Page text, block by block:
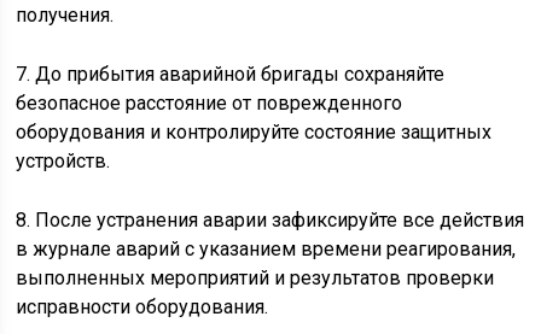
получения.
7. До прибытия аварийной бригады сохраняйте
безопасное расстояние от поврежденного
оборудования и контролируйте состояние защитных
устройств.
8. После устранения аварии зафиксируйте все действия
в журнале аварий с указанием времени реагирования,
выполненных мероприятий и результатов проверки
исправности оборудования.